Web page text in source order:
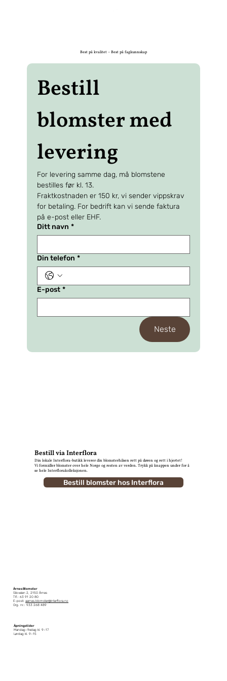
Best på kvalitet – Best på fagkunnskap
Bestill
blomster med
levering
For levering samme dag, må blomstene
bestilles før kl. 13.
Fraktkostnaden er 150 kr, vi sender vippskrav
for betaling. For bedrift kan vi sende faktura
på e-post eller EHF.
Ditt navn *
Din telefon *
E-post *
Neste
Bestill via Interflora
Din lokale Interflora-butikk leverer din blomsterhilsen rett på døren og rett i hjertet!
Vi formidler blomster over hele Norge og resten av verden. Trykk på knappen under for å
se hele Interflorakolleksjonen.
Bestill blomster hos Interflora
Årnes Blomster
Siloveien 2, 2150 Årnes
Tlf.: 63 91 20 80
E-post:aarnes.blomster@interflora.no
Org. nr.: 933 268 489
Åpningstider
Mandag–fredag kl. 9–17
Lørdag kl. 9–15